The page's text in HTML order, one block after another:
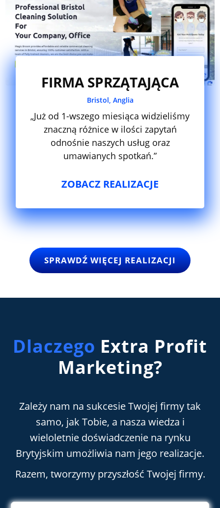
FIRMA SPRZĄTAJĄCA
Bristol, Anglia
„Już od 1-wszego miesiąca widzieliśmy
znaczną różnice w ilości zapytań
odnośnie naszych usług oraz
umawianych spotkań.”
ZOBACZ REALIZACJE
SPRAWDŹ WIĘCEJ REALIZACJI
Dlaczego Extra Profit
Marketing?
Zależy nam na sukcesie Twojej firmy tak
samo, jak Tobie, a nasza wiedza i
wieloletnie doświadczenie na rynku
Brytyjskim umożliwia nam jego realizacje.
Razem, tworzymy przyszłość Twojej firmy.